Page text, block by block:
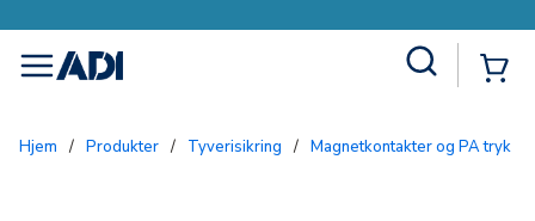
menu
Hjem / Produkter / Tyverisikring / Magnetkontakter og PA tryk